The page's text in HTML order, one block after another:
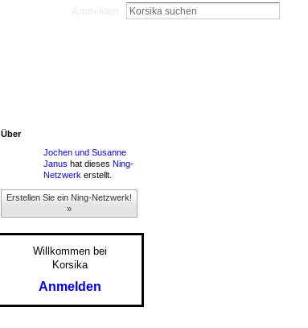
Über
Jochen und Susanne
Janus hat dieses Ning-
Netzwerk erstellt.
Erstellen Sie ein Ning-Netzwerk!
»
Willkommen bei
Korsika
Anmelden